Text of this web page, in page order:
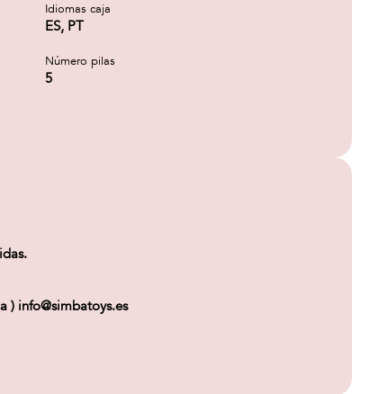
Idiomas caja
ES, PT
Número pilas
5
) info@simbatoys.es